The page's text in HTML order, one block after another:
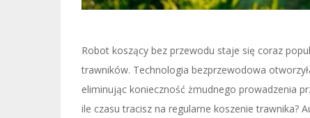
Robot koszący bez przewodu staje się coraz
trawników. Technologia bezprzewodowa
eliminując konieczność żmudnego prowadzenia
ile czasu tracisz na regularne koszenie trawnika?